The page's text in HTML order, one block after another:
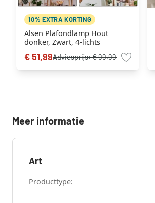
10% EXTRA KORTING
Alsen Plafondlamp Hout
donker, Zwart, 4-lichts
€ 51,99Adviesprijs:€ 99,99
Meer informatie
Art
Producttype: